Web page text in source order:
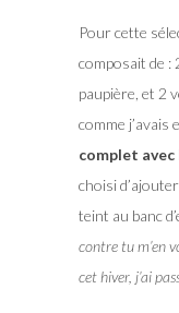
Pour cette
composait de :
paupière, et 2
comme j’avais
complet
choisi
teint au banc
contre tu m’en
cet hiver, j’ai